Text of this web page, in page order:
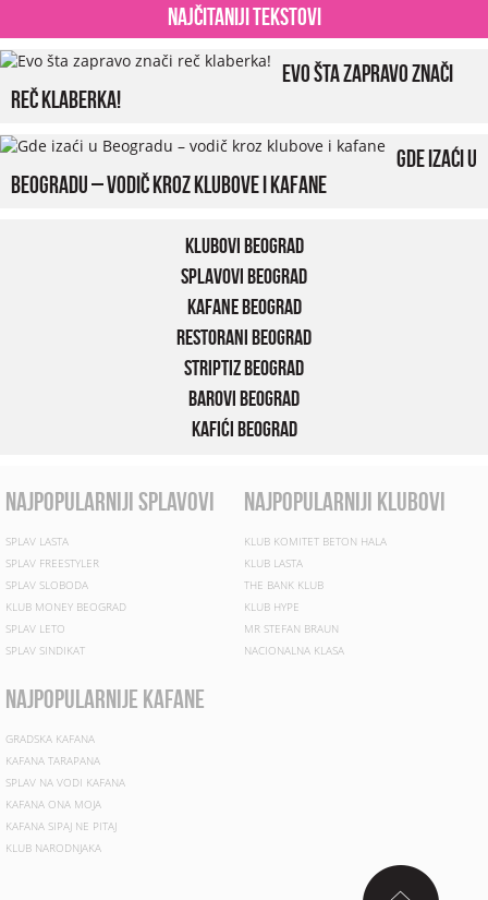
Najčitaniji tekstovi
Evo šta zapravo znači
reč klaberka!
Gde izaći u
Beogradu – vodič kroz klubove i kafane
Klubovi Beograd
Splavovi Beograd
Kafane Beograd
Restorani Beograd
Striptiz Beograd
Barovi Beograd
Kafići Beograd
najpopularniji splavovi
SPLAV LASTA
SPLAV FREESTYLER
SPLAV SLOBODA
KLUB MONEY BEOGRAD
SPLAV LETO
SPLAV SINDIKAT
najpopularniji klubovi
KLUB KOMITET BETON HALA
KLUB LASTA
THE BANK KLUB
KLUB HYPE
MR STEFAN BRAUN
NACIONALNA KLASA
najpopularnije kafane
GRADSKA KAFANA
KAFANA TARAPANA
SPLAV NA VODI KAFANA
KAFANA ONA MOJA
KAFANA SIPAJ NE PITAJ
KLUB NARODNJAKA